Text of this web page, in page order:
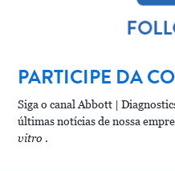
PARTICIPE DA
Siga o canal Abbott |
últimas notícias de nossa
vitro .